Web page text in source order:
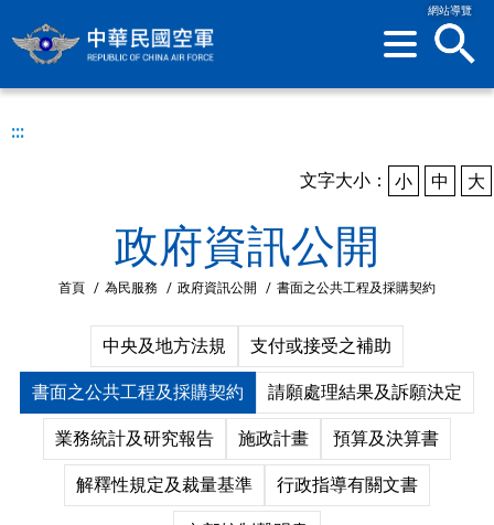
網站導覽
:::
文字大小： 小 中 大
政府資訊公開
首頁 / 為民服務 / 政府資訊公開 / 書面之公共工程及採購契約
中央及地方法規 支付或接受之補助
書面之公共工程及採購契約 請願處理結果及訴願決定
業務統計及研究報告 施政計畫 預算及決算書
解釋性規定及裁量基準 行政指導有關文書